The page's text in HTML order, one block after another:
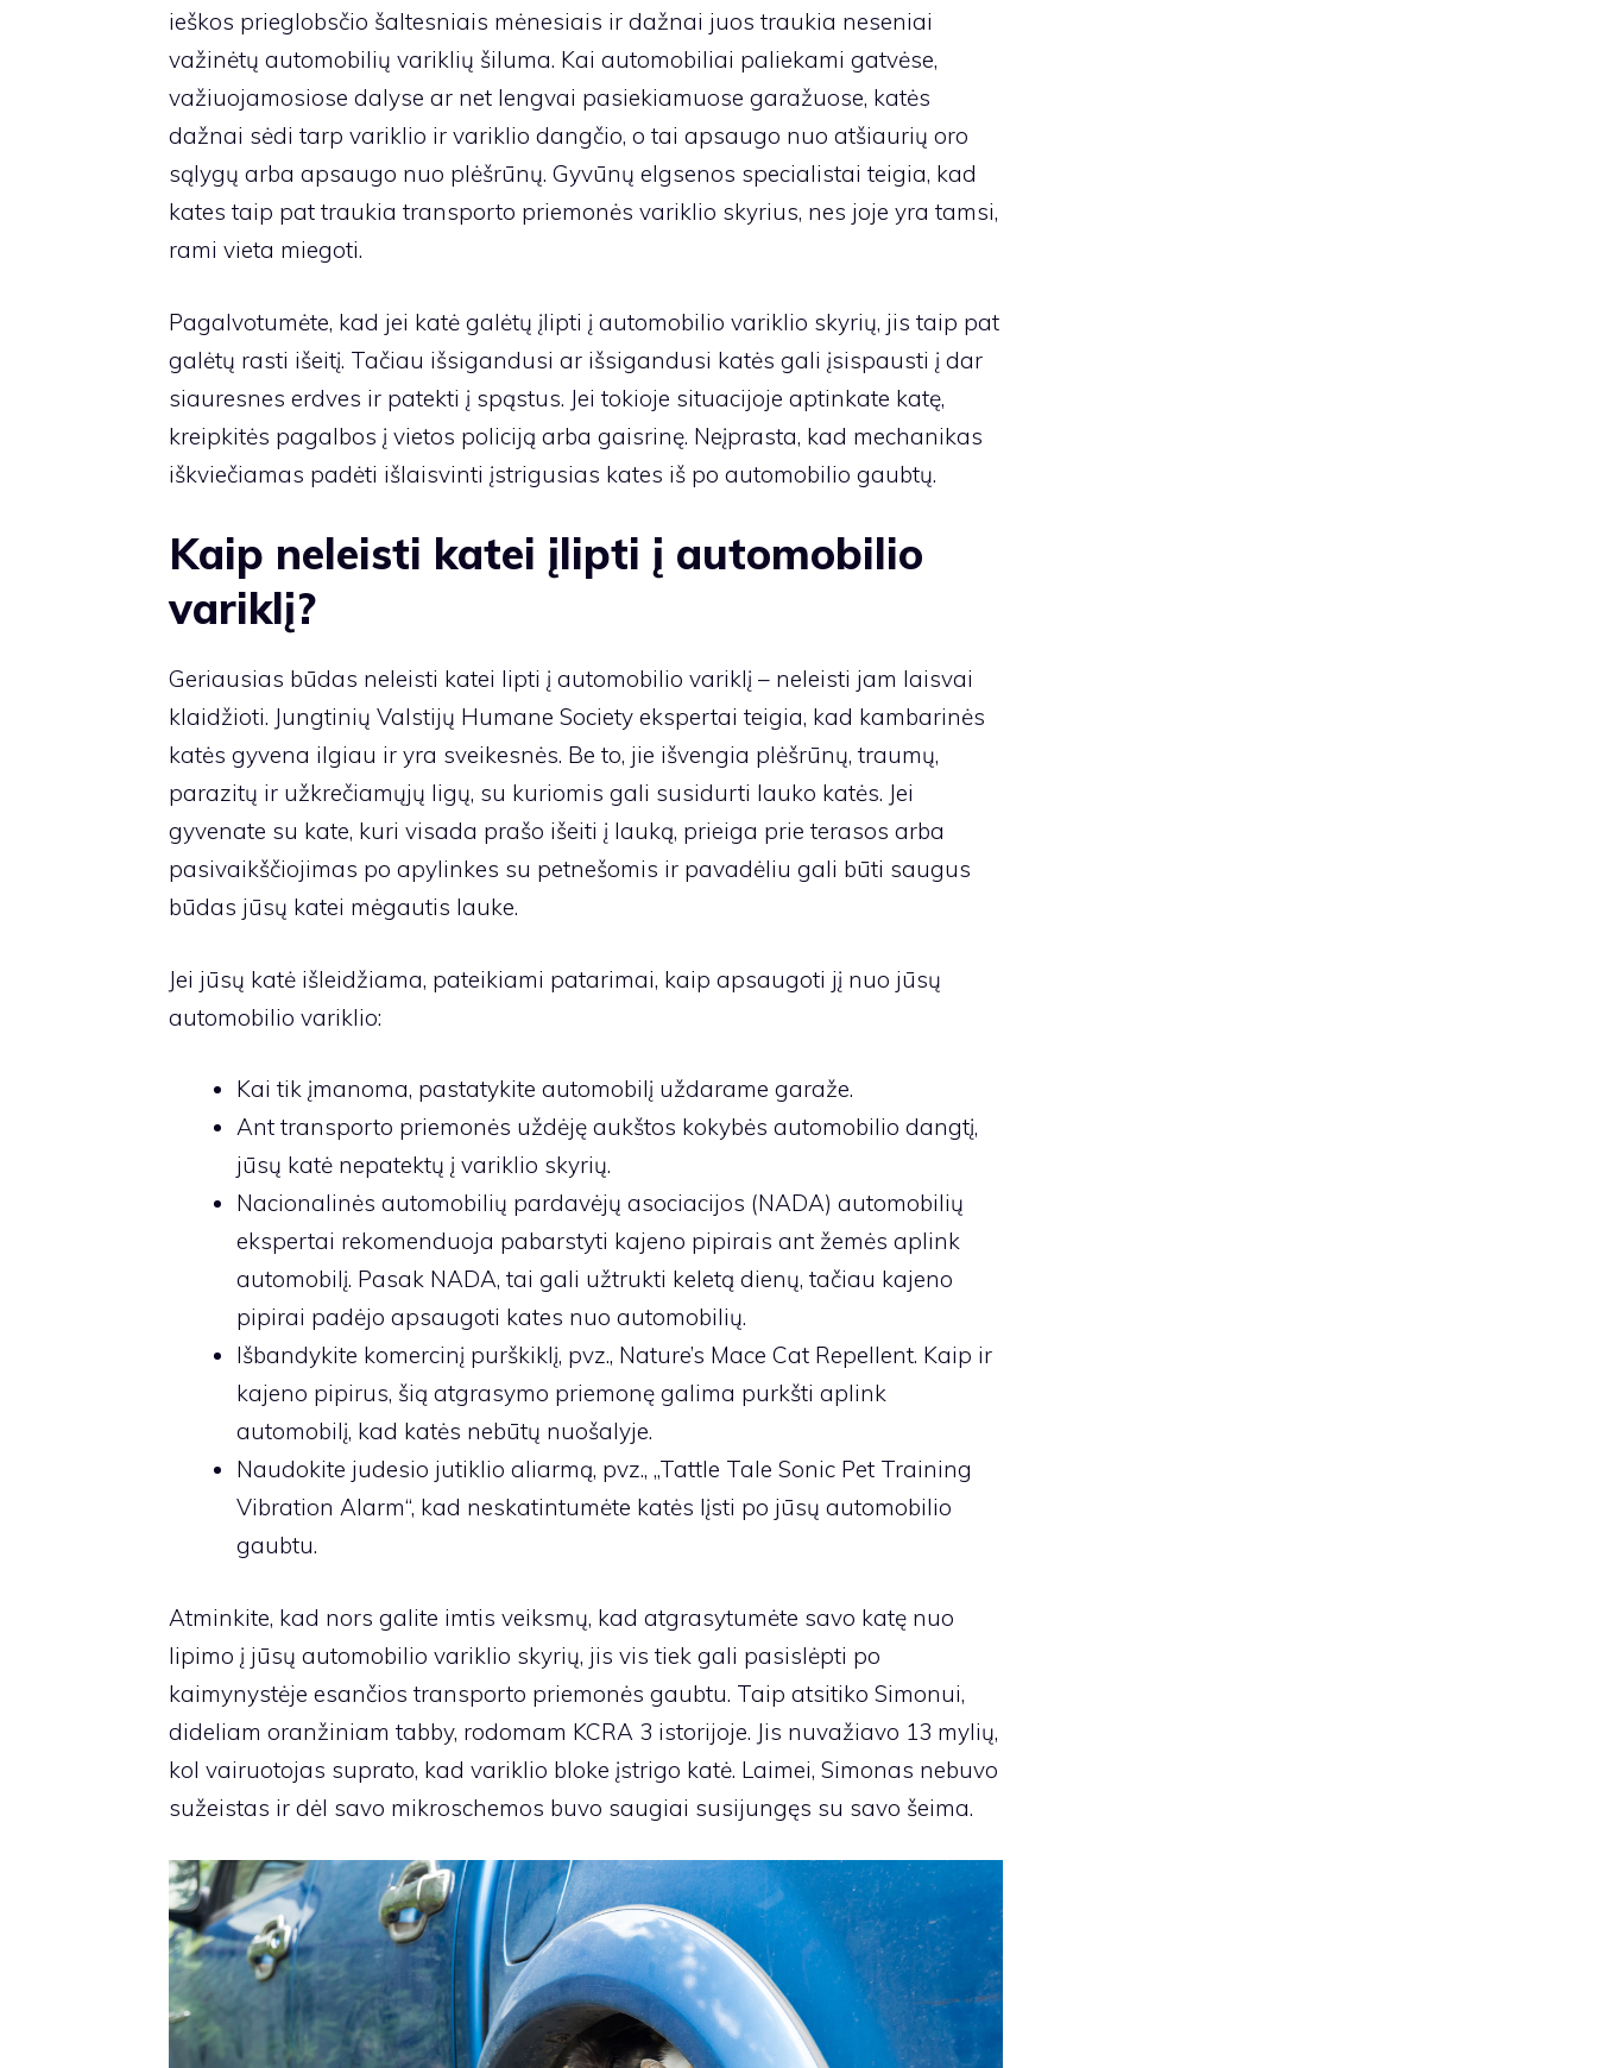
ieškos prieglobsčio šaltesniais mėnesiais ir dažnai juos traukia neseniai
važinėtų automobilių variklių šiluma. Kai automobiliai paliekami gatvėse,
važiuojamosiose dalyse ar net lengvai pasiekiamuose garažuose, katės
dažnai sėdi tarp variklio ir variklio dangčio, o tai apsaugo nuo atšiaurių oro
sąlygų arba apsaugo nuo plėšrūnų. Gyvūnų elgsenos specialistai teigia, kad
kates taip pat traukia transporto priemonės variklio skyrius, nes joje yra tamsi,
rami vieta miegoti.
Pagalvotumėte, kad jei katė galėtų įlipti į automobilio variklio skyrių, jis taip pat
galėtų rasti išeitį. Tačiau išsigandusi ar išsigandusi katės gali įsispausti į dar
siauresnes erdves ir patekti į spąstus. Jei tokioje situacijoje aptinkate katę,
kreipkitės pagalbos į vietos policiją arba gaisrinę. Neįprasta, kad mechanikas
iškviečiamas padėti išlaisvinti įstrigusias kates iš po automobilio gaubtų.
Kaip neleisti katei įlipti į automobilio
variklį?
Geriausias būdas neleisti katei lipti į automobilio variklį – neleisti jam laisvai
klaidžioti. Jungtinių Valstijų Humane Society ekspertai teigia, kad kambarinės
katės gyvena ilgiau ir yra sveikesnės. Be to, jie išvengia plėšrūnų, traumų,
parazitų ir užkrečiamųjų ligų, su kuriomis gali susidurti lauko katės. Jei
gyvenate su kate, kuri visada prašo išeiti į lauką, prieiga prie terasos arba
pasivaikščiojimas po apylinkes su petnešomis ir pavadėliu gali būti saugus
būdas jūsų katei mėgautis lauke.
Jei jūsų katė išleidžiama, pateikiami patarimai, kaip apsaugoti jį nuo jūsų
automobilio variklio:
Kai tik įmanoma, pastatykite automobilį uždarame garaže.
Ant transporto priemonės uždėję aukštos kokybės automobilio dangtį,
jūsų katė nepatektų į variklio skyrių.
Nacionalinės automobilių pardavėjų asociacijos (NADA) automobilių
ekspertai rekomenduoja pabarstyti kajeno pipirais ant žemės aplink
automobilį. Pasak NADA, tai gali užtrukti keletą dienų, tačiau kajeno
pipirai padėjo apsaugoti kates nuo automobilių.
Išbandykite komercinį purškiklį, pvz., Nature’s Mace Cat Repellent. Kaip ir
kajeno pipirus, šią atgrasymo priemonę galima purkšti aplink
automobilį, kad katės nebūtų nuošalyje.
Naudokite judesio jutiklio aliarmą, pvz., „Tattle Tale Sonic Pet Training
Vibration Alarm“, kad neskatintumėte katės lįsti po jūsų automobilio
gaubtu.
Atminkite, kad nors galite imtis veiksmų, kad atgrasytumėte savo katę nuo
lipimo į jūsų automobilio variklio skyrių, jis vis tiek gali pasislėpti po
kaimynystėje esančios transporto priemonės gaubtu. Taip atsitiko Simonui,
dideliam oranžiniam tabby, rodomam KCRA 3 istorijoje. Jis nuvažiavo 13 mylių,
kol vairuotojas suprato, kad variklio bloke įstrigo katė. Laimei, Simonas nebuvo
sužeistas ir dėl savo mikroschemos buvo saugiai susijungęs su savo šeima.